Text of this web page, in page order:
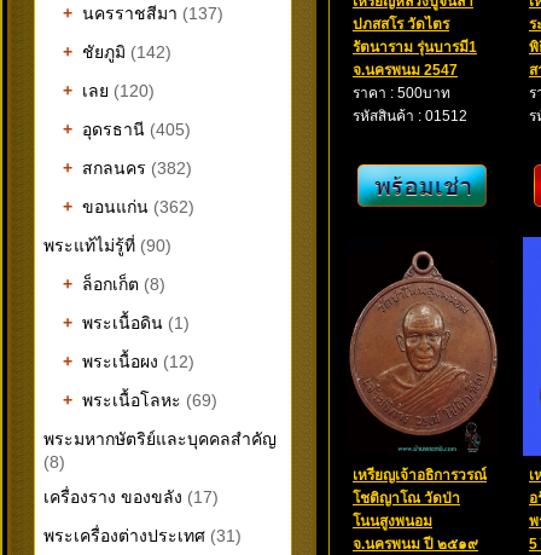
+ นครราชสีมา (137)
+ ชัยภูมิ (142)
+ เลย (120)
+ อุดรธานี (405)
+ สกลนคร (382)
+ ขอนแก่น (362)
พระแท้ไม่รู้ที่ (90)
+ ล็อกเก็ต (8)
+ พระเนื้อดิน (1)
+ พระเนื้อผง (12)
+ พระเนื้อโลหะ (69)
พระมหากษัตริย์และบุคคลสำคัญ
(8)
เครื่องราง ของขลัง (17)
พระเครื่องต่างประเทศ (31)
ปภสสโร วัดไตร
รัตนาราม รุ่นบารมี1
จ.นครพนม 2547
ราคา : 500บาท
รหัสสินค้า : 01512
ร
พิ
ส
ร
ร
เหรียญเจ้าอธิการวรณ์
โชติญาโณ วัดป่า
โนนสูงพนอม
จ.นครพนม ปี ๒๕๑๙
พ
5